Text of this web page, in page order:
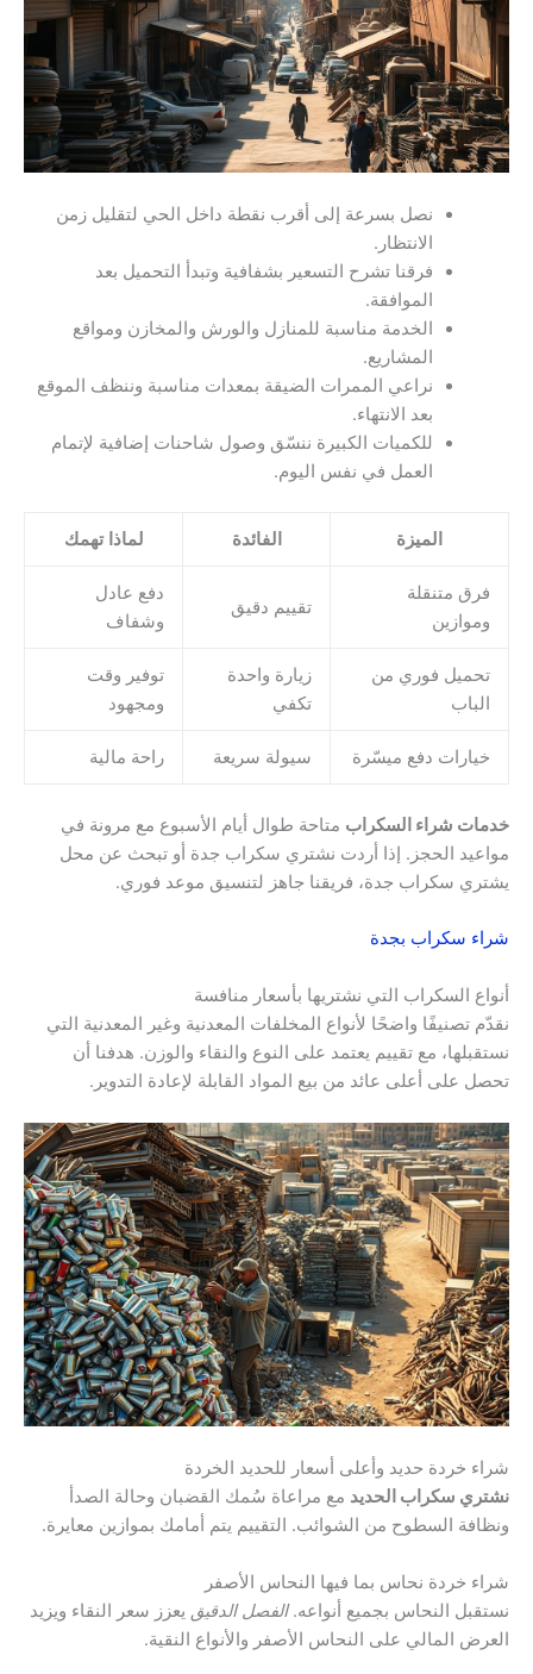
نصل بسرعة إلى أقرب نقطة داخل الحي لتقليل زمن
الانتظار.
فرقنا تشرح التسعير بشفافية وتبدأ التحميل بعد
الموافقة.
الخدمة مناسبة للمنازل والورش والمخازن ومواقع
المشاريع.
نراعي الممرات الضيقة بمعدات مناسبة وننظف الموقع
بعد الانتهاء.
للكميات الكبيرة ننسّق وصول شاحنات إضافية لإتمام
العمل في نفس اليوم.
الميزة الفائدة لماذا تهمك
فرق متنقلة
وموازين
تقييم دقيق
دفع عادل
وشفاف
تحميل فوري من
الباب
زيارة واحدة
تكفي
توفير وقت
ومجهود
خيارات دفع ميسّرة سيولة سريعة راحة مالية
خدمات شراء السكراب متاحة طوال أيام الأسبوع مع مرونة في
مواعيد الحجز. إذا أردت نشتري سكراب جدة أو تبحث عن محل
يشتري سكراب جدة، فريقنا جاهز لتنسيق موعد فوري.
شراء سكراب بجدة
أنواع السكراب التي نشتريها بأسعار منافسة
نقدّم تصنيفًا واضحًا لأنواع المخلفات المعدنية وغير المعدنية التي
نستقبلها، مع تقييم يعتمد على النوع والنقاء والوزن. هدفنا أن
تحصل على أعلى عائد من بيع المواد القابلة لإعادة التدوير.
شراء خردة حديد وأعلى أسعار للحديد الخردة
نشتري سكراب الحديد مع مراعاة سُمك القضبان وحالة الصدأ
ونظافة السطوح من الشوائب. التقييم يتم أمامك بموازين معايرة.
شراء خردة نحاس بما فيها النحاس الأصفر
نستقبل النحاس بجميع أنواعه.الفصل الدقيق يعزز سعر النقاء ويزيد
العرض المالي على النحاس الأصفر والأنواع النقية.